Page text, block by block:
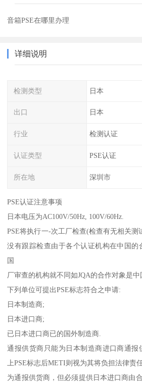
音箱PSE在哪里办理
详细说明
检测类型 日本
出口 日本
行业 检测认证
认证类型 PSE认证
所在地 深圳市
PSE认证注意事项
日本电压为AC100V/50Hz, 100V/60Hz.
PSE将执行一-次工厂检查(检查有无相关测
没有跟踪检查由于各个认证机构在中国的
国
厂审查的机构就不同如JQA的合作对象是中
下列单位可提出PSE标志符合之申请:
日本制造商;
日本进口商;
已日本进口商已的国外制造商.
通报供货商只能为日本制造商进口商通报
上PSE标志后METI则视为其将负担法律责
为通报供货商，但必须提供日本进口商由